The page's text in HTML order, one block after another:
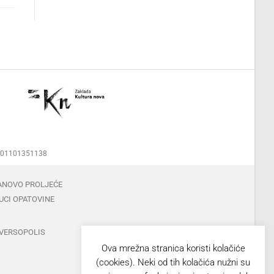
PROLJEĆE
OPATOVINE
Ova mrežna stranica koristi kolačiće
(cookies). Neki od tih kolačića nužni su